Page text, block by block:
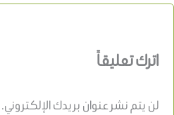
اترك تعليقاً
لن يتم نشر عنوان بريدك الإلكتروني.